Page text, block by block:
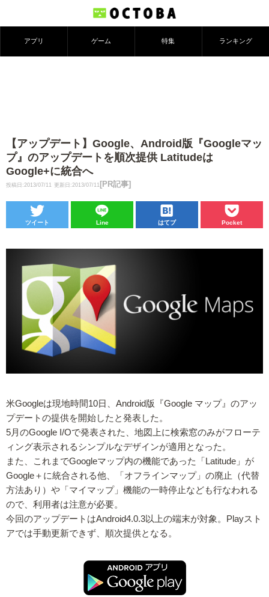
アプリ ゲーム 特集 ランキング
【アップデート】Google、Android版『Googleマッ
プ』のアップデートを順次提供 Latitudeは
Google+に統合へ
投稿日:2013/07/11 更新日:2013/07/11 [PR記事]
ツイート Line はてブ Pocket
米Googleは現地時間10日、Android版『Google マップ』のアッ
プデートの提供を開始したと発表した。
5月のGoogle I/Oで発表された、地図上に検索窓のみがフローテ
ィング表示されるシンプルなデザインが適用となった。
また、これまでGoogleマップ内の機能であった「Latitude」が
Google＋に統合される他、「オフラインマップ」の廃止（代替
方法あり）や「マイマップ」機能の一時停止なども行なわれる
ので、利用者は注意が必要。
今回のアップデートはAndroid4.0.3以上の端末が対象。Playスト
アでは手動更新できず、順次提供となる。